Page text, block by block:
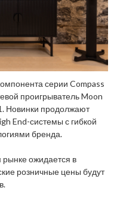
серии Compass
проигрыватель Moon
Новинки продолжают
End-системы с гибкой
бренда.
рынке ожидается в
розничные цены будут